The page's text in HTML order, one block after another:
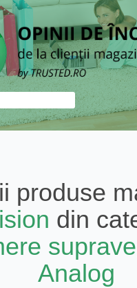
produse
din
Analog